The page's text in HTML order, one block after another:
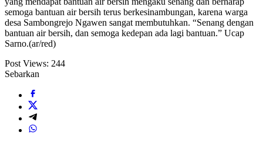
semoga bantuan air bersih terus berkesinambungan, karena warga
desa Sambongrejo Ngawen sangat membutuhkan. “Senang dengan
bantuan air bersih, dan semoga kedepan ada lagi bantuan.” Ucap
Sarno.(ar/red)
Post Views: 244
Sebarkan